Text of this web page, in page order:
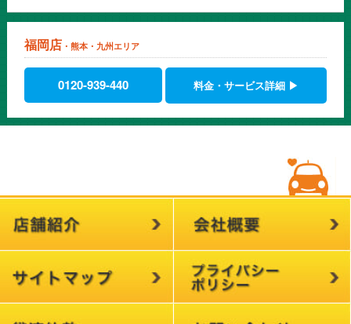
福岡店 ・熊本・九州エリア
0120-939-440 料金・サービス詳細 ▶